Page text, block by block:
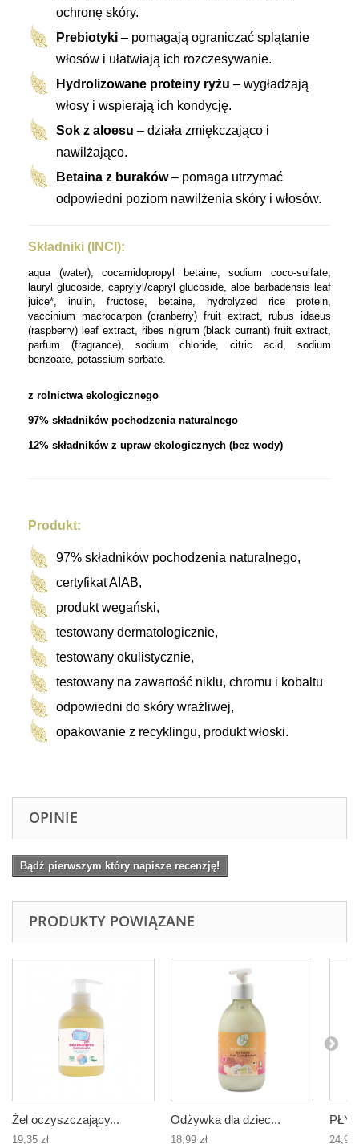
ochronę skóry.
Prebiotyki – pomagają ograniczać splątanie
włosów i ułatwiają ich rozczesywanie.
Hydrolizowane proteiny ryżu – wygładzają
włosy i wspierają ich kondycję.
Sok z aloesu – działa zmiękczająco i
nawilżająco.
Betaina z buraków– pomaga utrzymać
odpowiedni poziom nawilżenia skóry i włosów.
Składniki (INCI):
aqua (water), cocamidopropyl betaine, sodium coco-sulfate,
lauryl glucoside, caprylyl/capryl glucoside, aloe barbadensis leaf
juice*, inulin, fructose, betaine, hydrolyzed rice protein,
vaccinium macrocarpon (cranberry) fruit extract, rubus idaeus
(raspberry) leaf extract, ribes nigrum (black currant) fruit extract,
parfum (fragrance), sodium chloride, citric acid, sodium
benzoate, potassium sorbate.
z rolnictwa ekologicznego
97% składników pochodzenia naturalnego
12% składników z upraw ekologicznych (bez wody)
Produkt:
97% składników pochodzenia naturalnego,
certyfikat AIAB,
produkt wegański,
testowany dermatologicznie,
testowany okulistycznie,
testowany na zawartość niklu, chromu i kobaltu
odpowiedni do skóry wrażliwej,
opakowanie z recyklingu, produkt włoski.
OPINIE
Bądź pierwszym który napisze recenzję!
PRODUKTY POWIĄZANE
Żel oczyszczający...
19,35 zł
Odżywka dla dziec...
18,99 zł 24,99